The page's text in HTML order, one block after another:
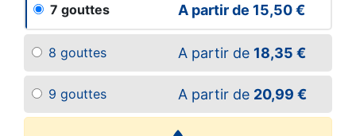
7 gouttes A partir de 15,50 €
8 gouttes A partir de 18,35 €
9 gouttes A partir de 20,99 €